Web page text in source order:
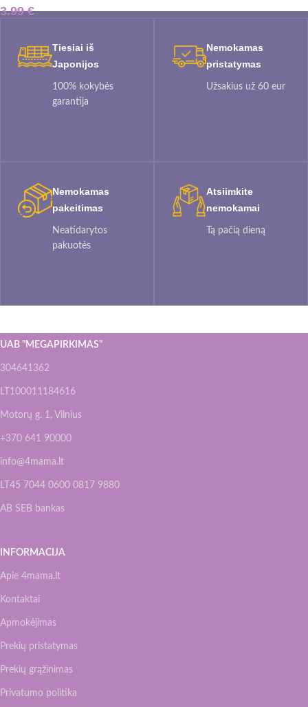
3.99€
Tiesiai iš
Japonijos
100% kokybės
garantija
Nemokamas
pristatymas
Užsakius už 60 eur
Atsiimkite
nemokamai
Tą pačią dieną
Nemokamas
pakeitimas
Neatidarytos
pakuotės
UAB "MEGAPIRKIMAS"
304641362
LT100011184616
Motorų g. 1, Vilnius
+370 641 90000
info@4mama.lt
LT45 7044 0600 0817 9880
AB SEB bankas
INFORMACIJA
Apie 4mama.lt
Kontaktai
Apmokėjimas
Prekių pristatymas
Prekių grąžinimas
Privatumo politika